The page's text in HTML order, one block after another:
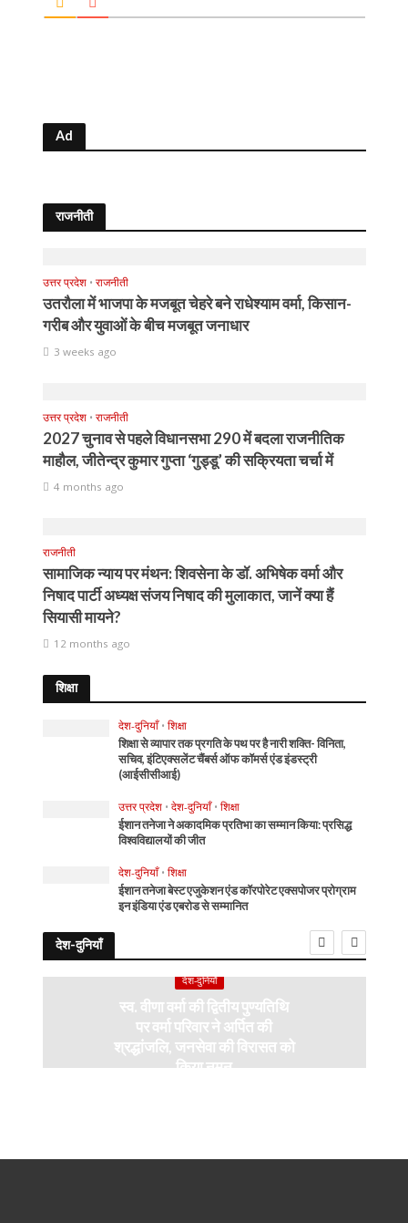
Ad
राजनीती
उत्तर प्रदेश • राजनीती
उतरौला में भाजपा के मजबूत चेहरे बने राधेश्याम वर्मा, किसान-
गरीब और युवाओं के बीच मजबूत जनाधार
3 weeks ago
उत्तर प्रदेश • राजनीती
2027 चुनाव से पहले विधानसभा 290 में बदला राजनीतिक
माहौल, जीतेन्द्र कुमार गुप्ता ‘गुड्डू’ की सक्रियता चर्चा में
4 months ago
राजनीती
सामाजिक न्याय पर मंथन: शिवसेना के डॉ. अभिषेक वर्मा और
निषाद पार्टी अध्यक्ष संजय निषाद की मुलाकात, जानें क्या हैं
सियासी मायने?
12 months ago
शिक्षा
देश-दुनियाँ • शिक्षा
शिक्षा से व्यापार तक प्रगति के पथ पर है नारी शक्ति- विनिता,
सचिव, इंटिएक्सलेंट चैंबर्स ऑफ कॉमर्स एंड इंडस्ट्री
(आईसीसीआई)
उत्तर प्रदेश • देश-दुनियाँ • शिक्षा
ईशान तनेजा ने अकादमिक प्रतिभा का सम्मान किया: प्रसिद्ध
विश्वविद्यालयों की जीत
देश-दुनियाँ • शिक्षा
ईशान तनेजा बेस्ट एजुकेशन एंड कॉरपोरेट एक्सपोजर प्रोग्राम
इन इंडिया एंड एबरोड से सम्मानित
देश-दुनियाँ
देश-दुनियाँ
स्व. वीणा वर्मा की द्वितीय पुण्यतिथि
पर वर्मा परिवार ने अर्पित की
श्रद्धांजलि, जनसेवा की विरासत को
किया नमन